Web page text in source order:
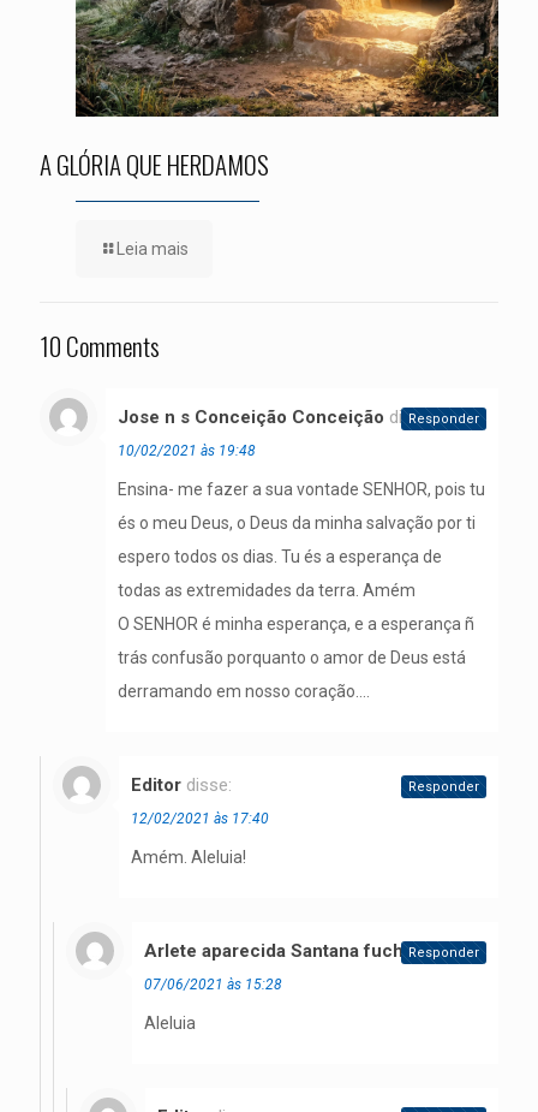
A GLÓRIA QUE HERDAMOS
Leia mais
10 Comments
Jose n s Conceição Conceição disse:
10/02/2021 às 19:48
Ensina- me fazer a sua vontade SENHOR, pois tu
és o meu Deus, o Deus da minha salvação por ti
espero todos os dias. Tu és a esperança de
todas as extremidades da terra. Amém
O SENHOR é minha esperança, e a esperança ñ
trás confusão porquanto o amor de Deus está
derramando em nosso coração….
Responder
Editor disse:
12/02/2021 às 17:40
Amém. Aleluia!
Responder
Arlete aparecida Santana fuchs disse:
07/06/2021 às 15:28
Aleluia
Responder